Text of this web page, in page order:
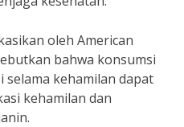
oleh American
bahwa konsumsi
selama kehamilan dapat
kehamilan dan